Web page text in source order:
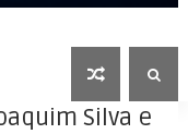
Silva e